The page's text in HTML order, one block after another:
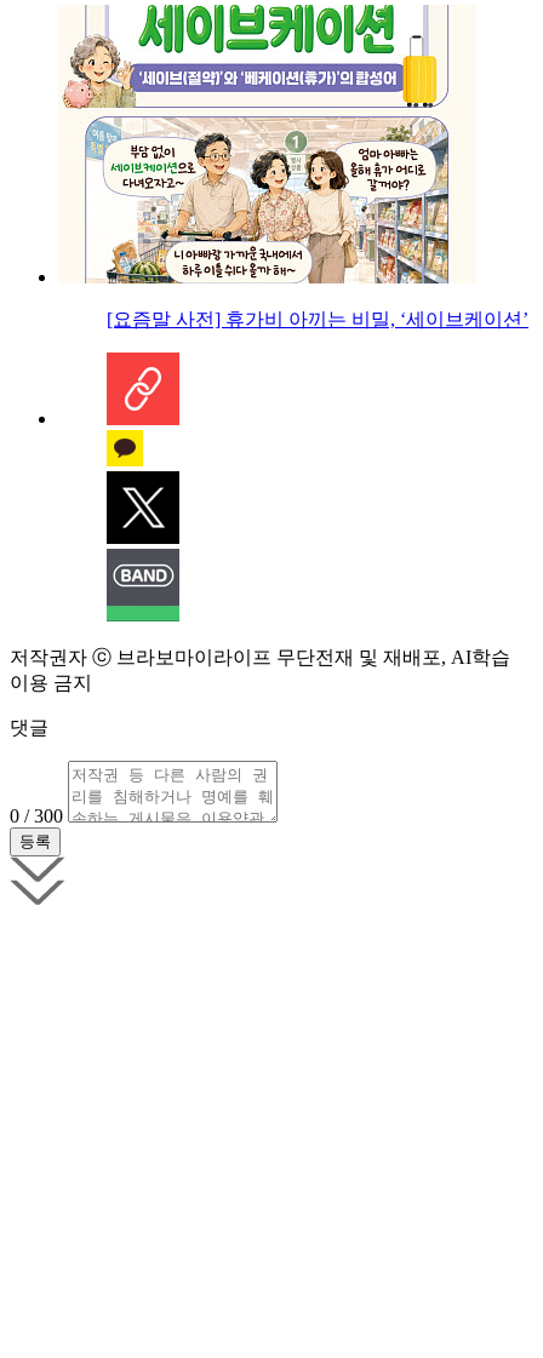
[요즘말 사전] 휴가비 아끼는 비밀, ‘세이브케이션’
저작권자 ⓒ 브라보마이라이프 무단전재 및 재배포, AI학습
이용 금지
댓글
0 / 300